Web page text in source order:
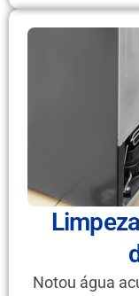
Notou água